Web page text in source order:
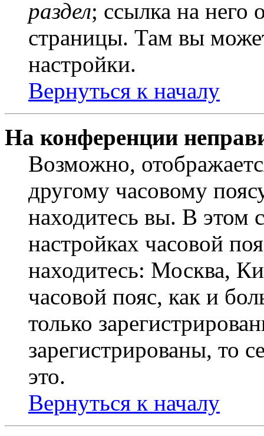
раздел; ссылка на него
страницы. Там вы
настройки.
Вернуться к началу
На конференции
Возможно,
другому часовому
находитесь вы. В этом
настройках часовой
находитесь: Москва,
часовой пояс, как и
только
зарегистрированы, то
это.
Вернуться к началу